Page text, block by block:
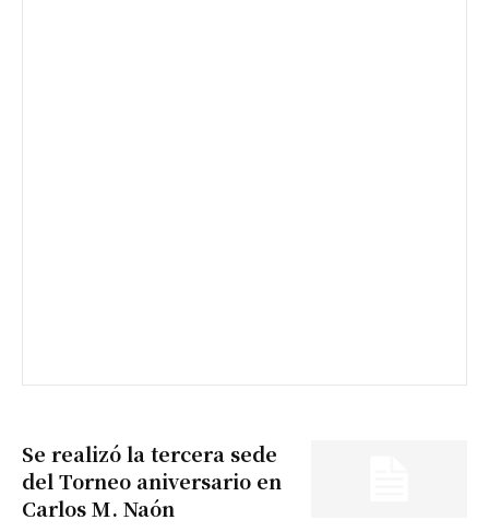
Número de teléfono
Se realizó la tercera sede
del Torneo aniversario en
Carlos M. Naón